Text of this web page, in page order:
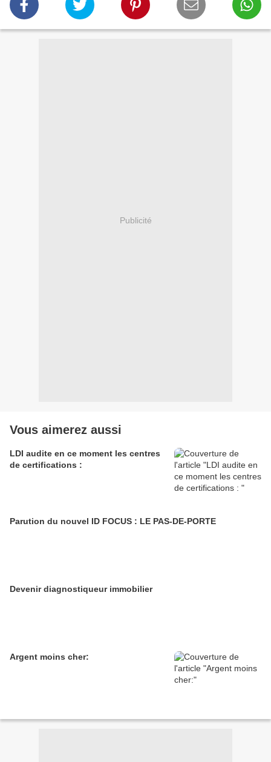
Publicité
Vous aimerez aussi
LDI audite en ce moment les centres
de certifications :
Parution du nouvel ID FOCUS : LE PAS-DE-PORTE
Devenir diagnostiqueur immobilier
Argent moins cher: